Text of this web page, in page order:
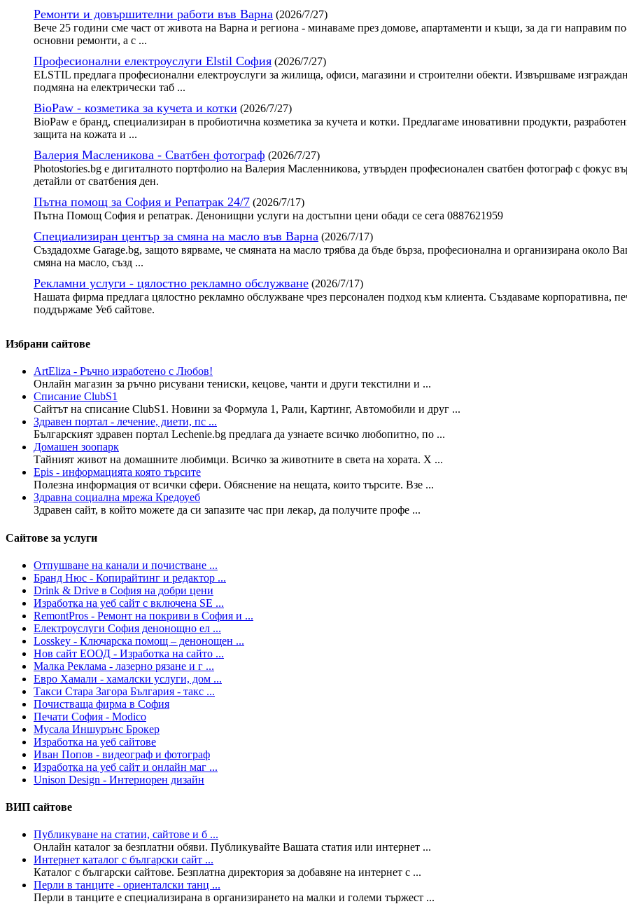
Ремонти и довършителни работи във Варна (2026/7/27)
Вече 25 години сме част от живота на Варна и региона - минаваме през домове, апартаменти и къщи, за да ги направим
основни ремонти, а с ...
Професионални електроуслуги Elstil София (2026/7/27)
ELSTIL предлага професионални електроуслуги за жилища, офиси, магазини и строителни обекти. Извършваме
подмяна на електрически таб ...
BioPaw - козметика за кучета и котки (2026/7/27)
BioPaw е бранд, специализиран в пробиотична козметика за кучета и котки. Предлагаме иновативни продукти,
защита на кожата и ...
Валерия Масленикова - Сватбен фотограф (2026/7/27)
Photostories.bg е дигиталното портфолио на Валерия Масленникова, утвърден професионален сватбен фотограф с фокус
детайли от сватбения ден.
Пътна помощ за София и Репатрак 24/7 (2026/7/17)
Пътна Помощ София и репатрак. Денонищни услуги на достъпни цени обади се сега 0887621959
Специализиран център за смяна на масло във Варна (2026/7/17)
Създадохме Garage.bg, защото вярваме, че смяната на масло трябва да бъде бърза, професионална и организирана около
смяна на масло, създ ...
Рекламни услуги - цялостно рекламно обслужване (2026/7/17)
Нашата фирма предлага цялостно рекламно обслужване чрез персонален подход към клиента. Създаваме корпоративна,
поддържаме Уеб сайтове.
Избрани сайтове
ArtEliza - Ръчно изработено с Любов!
Онлайн магазин за ръчно рисувани тениски, кецове, чанти и други текстилни и ...
Списание ClubS1
Сайтът на списание ClubS1. Новини за Формула 1, Рали, Картинг, Автомобили и друг ...
Здравен портал - лечение, диети, пс ...
Българският здравен портал Lechenie.bg предлага да узнаете всичко любопитно, по ...
Домашен зоопарк
Тайният живот на домашните любимци. Всичко за животните в света на хората. Х ...
Epis - информацията която търсите
Полезна информация от всички сфери. Обяснение на нещата, които търсите. Взе ...
Здравна социална мрежа Кредоуеб
Здравен сайт, в който можете да си запазите час при лекар, да получите профе ...
Сайтове за услуги
Отпушване на канали и почистване ...
Бранд Нюс - Копирайтинг и редактор ...
Drink & Drive в София на добри цени
Изработка на уеб сайт с включена SE ...
RemontPros - Ремонт на покриви в София и ...
Електроуслуги София денонощно ел ...
Losskey - Ключарска помощ – денонощен ...
Нов сайт ЕООД - Изработка на сайто ...
Малка Реклама - лазерно рязане и г ...
Евро Хамали - хамалски услуги, дом ...
Такси Стара Загора България - такс ...
Почистваща фирма в София
Печати София - Modico
Мусала Иншурънс Брокер
Изработка на уеб сайтове
Иван Попов - видеограф и фотограф
Изработка на уеб сайт и онлайн маг ...
Unison Design - Интериорен дизайн
ВИП сайтове
Публикуване на статии, сайтове и б ...
Онлайн каталог за безплатни обяви. Публикувайте Вашата статия или интернет ...
Интернет каталог с български сайт ...
Каталог с български сайтове. Безплатна директория за добавяне на интернет с ...
Перли в танците - ориенталски танц ...
Перли в танците е специализирана в организирането на малки и големи тържест ...